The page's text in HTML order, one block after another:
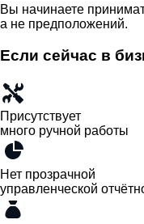
Вы начинаете
а не предположений.
Если сейчас в
Присутствует
много ручной работы
Нет прозрачной
управленческой